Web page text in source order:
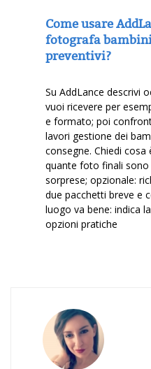
Come usare
fotografa
preventivi?
Su AddLance descrivi
vuoi ricevere per
e formato; poi
lavori gestione dei
consegne. Chiedi
quante foto finali
sorprese; opzionale:
due pacchetti breve e
luogo va bene: indica
opzioni pratiche